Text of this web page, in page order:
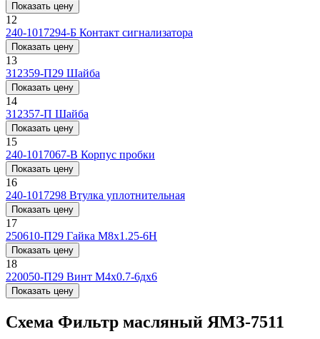
Показать цену
12
240-1017294-Б Контакт сигнализатора
Показать цену
13
312359-П29 Шайба
Показать цену
14
312357-П Шайба
Показать цену
15
240-1017067-В Корпус пробки
Показать цену
16
240-1017298 Втулка уплотнительная
Показать цену
17
250610-П29 Гайка М8х1.25-6Н
Показать цену
18
220050-П29 Винт М4х0.7-6дх6
Показать цену
Схема Фильтр масляный ЯМЗ-7511